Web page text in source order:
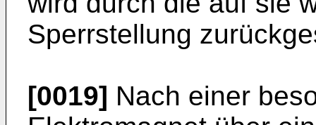
Sperrstellung
[0019] Nach einer